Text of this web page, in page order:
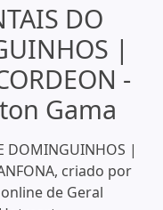
DO
|
-
Gama
DOMINGUINHOS |
criado por
de Geral